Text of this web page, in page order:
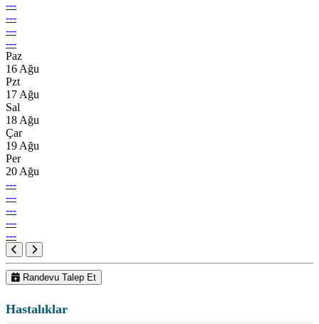
---
---
---
---
Paz
16 Ağu
Pzt
17 Ağu
Sal
18 Ağu
Çar
19 Ağu
Per
20 Ağu
---
---
---
---
---
Randevu Talep Et
Hastalıklar